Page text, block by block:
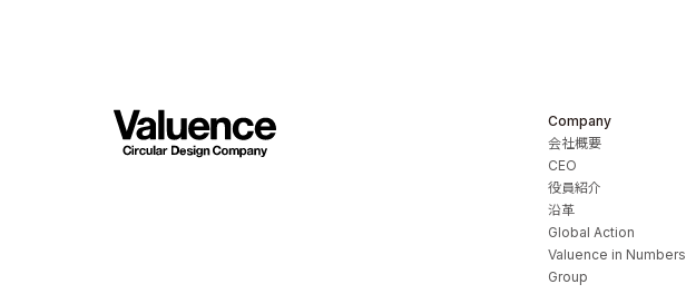
Company
会社概要
CEO
役員紹介
沿革
Global Action
Valuence in Numbers
Group